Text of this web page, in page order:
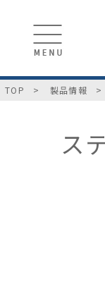
TOP 製品情報
ス